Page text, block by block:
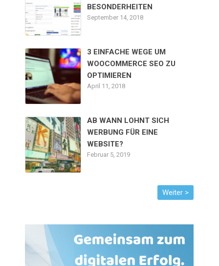
BESONDERHEITEN
September 14, 2018
3 EINFACHE WEGE UM
WOOCOMMERCE SEO ZU
OPTIMIEREN
April 11, 2018
AB WANN LOHNT SICH
WERBUNG FÜR EINE
WEBSITE?
Februar 5, 2019